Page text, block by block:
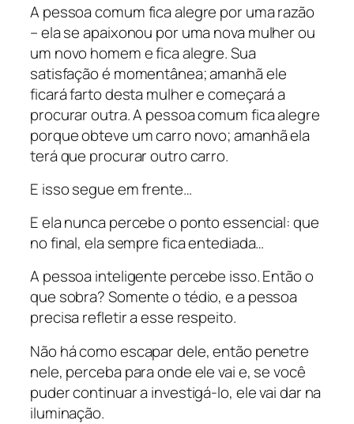
A pessoa comum fica alegre por uma razão
– ela se apaixonou por uma nova mulher ou
um novo homem e fica alegre. Sua
satisfação é momentânea; amanhã ele
ficará farto desta mulher e começará a
procurar outra. A pessoa comum fica alegre
porque obteve um carro novo; amanhã ela
terá que procurar outro carro.
E isso segue em frente…
E ela nunca percebe o ponto essencial: que
no final, ela sempre fica entediada…
A pessoa inteligente percebe isso. Então o
que sobra? Somente o tédio, e a pessoa
precisa refletir a esse respeito.
Não há como escapar dele, então penetre
nele, perceba para onde ele vai e, se você
puder continuar a investigá-lo, ele vai dar na
iluminação.